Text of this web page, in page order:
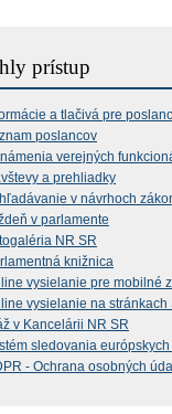
prístup
a tlačivá pre
poslancov
verejných
a prehliadky
v návrhoch
v parlamente
NR SR
knižnica
vysielanie pre mobilné
vysielanie na stránkach
v Kancelárii NR SR
sledovania
- Ochrana osobných